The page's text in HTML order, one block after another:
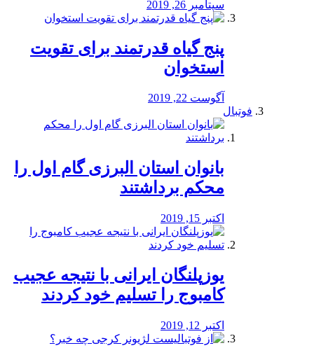
سپتامبر 26, 2019
پنج گیاه قدرتمند برای تقویت
استخوان
آگوست 22, 2019
فوتبال
بانوان استان البرزی گام اول را
محكم برداشتند
اکتبر 15, 2019
یوزپلنگان ایرانی با نتیجه عجیب
کامبوج را تسلیم خود کردند
اکتبر 12, 2019